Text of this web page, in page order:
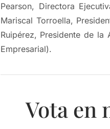
Pearson, Directora
Mariscal Torroella,
Ruipérez, Presidente de la
Empresarial).
Vota en